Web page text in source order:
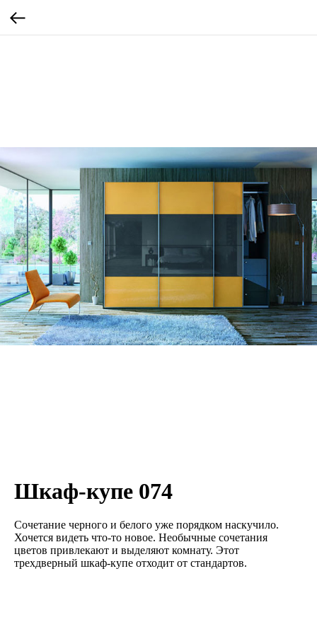
Шкаф-купе 074
Сочетание черного и белого уже порядком наскучило.
Хочется видеть что-то новое. Необычные сочетания
цветов привлекают и выделяют комнату. Этот
трехдверный шкаф-купе отходит от стандартов.